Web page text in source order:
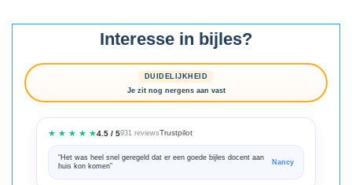
Interesse in bijles?
DUIDELIJKHEID
Je zit nog nergens aan vast
★ ★ ★ ★ ★4.5 / 5931 reviewsTrustpilot
“Het was heel snel geregeld dat er een goede bijles docent aan
huis kon komen”
Nancy